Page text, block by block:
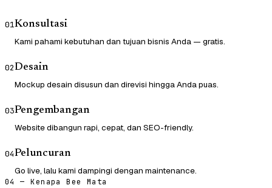
01Konsultasi
Kami pahami kebutuhan dan tujuan bisnis Anda — gratis.
02Desain
Mockup desain disusun dan direvisi hingga Anda puas.
03Pengembangan
Website dibangun rapi, cepat, dan SEO-friendly.
04Peluncuran
Go live, lalu kami dampingi dengan maintenance.
04 — Kenapa Bee Mata